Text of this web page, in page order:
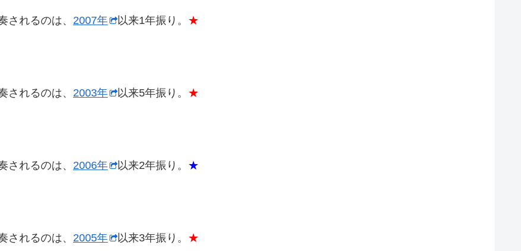
されるのは、 2007年 以来1年振り。 ★
されるのは、 2003年 以来5年振り。 ★
されるのは、 2006年 以来2年振り。 ★
されるのは、 2005年 以来3年振り。 ★